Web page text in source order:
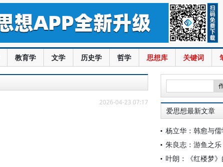
教育学 文学 历史学 哲学 思想库 关键词
2026-04-23 07:17
爱思想最新文章
杨立华：韩愈与
朱良志：游鱼之乐
叶朗：《红楼梦